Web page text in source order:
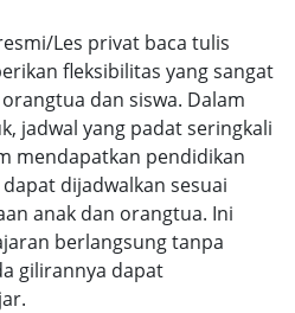
Les privat baca tulis
fleksibilitas yang sangat
dan siswa. Dalam
jadwal yang padat seringkali
mendapatkan pendidikan
dijadwalkan sesuai
anak dan orangtua. Ini
berlangsung tanpa
gilirannya dapat